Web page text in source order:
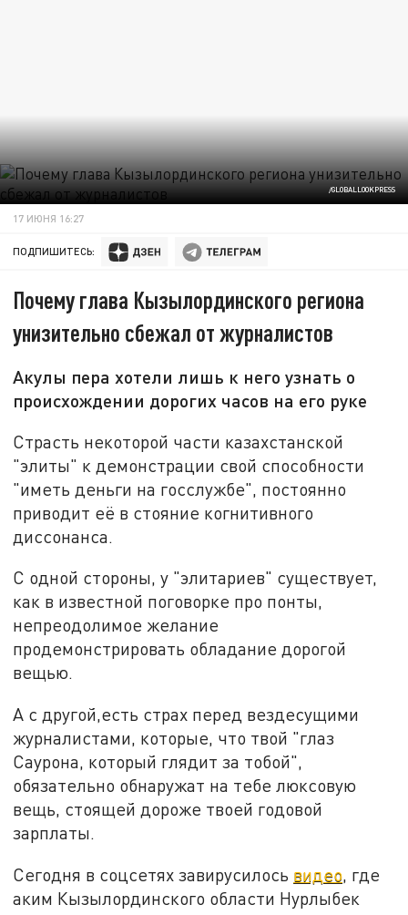
/GLOBALLOOKPRESS
17 ИЮНЯ 16:27
ПОДПИШИТЕСЬ:
Почему глава Кызылординского региона
унизительно сбежал от журналистов
Акулы пера хотели лишь к него узнать о
происхождении дорогих часов на его руке
Страсть некоторой части казахстанской
"элиты" к демонстрации свой способности
"иметь деньги на госслужбе", постоянно
приводит её в стояние когнитивного
диссонанса.
С одной стороны, у "элитариев" существует,
как в известной поговорке про понты,
непреодолимое желание
продемонстрировать обладание дорогой
вещью.
А с другой,есть страх перед вездесущими
журналистами, которые, что твой "глаз
Саурона, который глядит за тобой",
обязательно обнаружат на тебе люксовую
вещь, стоящей дороже твоей годовой
зарплаты.
Сегодня в соцсетях завирусилось видео, где
аким Кызылординского области Нурлыбек